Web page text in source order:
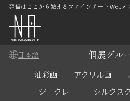
発信はここから始まるファインアートWebメ
日本語 個展グル
油彩画 アクリル画
ジークレー
シルクス